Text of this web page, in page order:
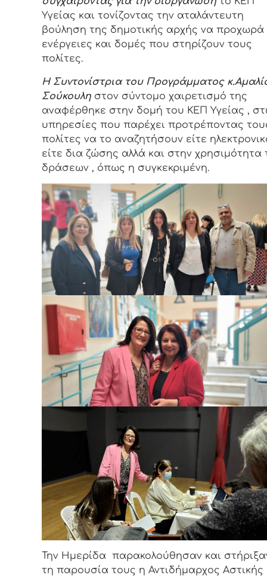
Υγείας και τονίζοντας την αταλάντευτη
βούληση της δημοτικής αρχής να προχωρά
ενέργειες και δομές που στηρίζουν τους
πολίτες.
Η Συντονίστρια του Προγράμματος
Σούκουλη στον σύντομο χαιρετισμό της
αναφέρθηκε στην δομή του ΚΕΠ Υγείας ,
υπηρεσίες που παρέχει προτρέποντας
πολίτες να το αναζητήσουν είτε
είτε δια ζώσης αλλά και στην χρησιμότητα
δράσεων , όπως η συγκεκριμένη.
Την Ημερίδα παρακολούθησαν και
τη παρουσία τους η Αντιδήμαρχος Αστικής